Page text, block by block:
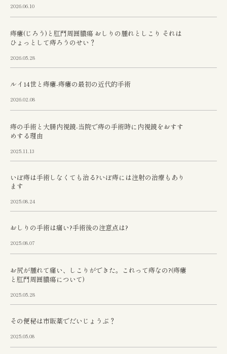
2026.06.10
痔瘻(じろう)と肛門周囲膿瘍 おしりの腫れとしこり それは
ひょっとして痔ろうのせい？
2026.05.28
ルイ14世と痔瘻-痔瘻の最初の近代的手術
2026.02.08
痔の手術と大腸内視鏡-当院で痔の手術時に内視鏡をおすす
めする理由
2025.11.13
いぼ痔は手術しなくても治る?いぼ痔には注射の治療もあり
ます
2025.08.24
おしりの手術は痛い?手術後の注意点は?
2025.08.07
お尻が腫れて痛い、しこりができた。これって痔なの?(痔瘻
と肛門周囲膿瘍について)
2025.05.28
その便秘は市販薬でだいじょうぶ？
2025.05.08